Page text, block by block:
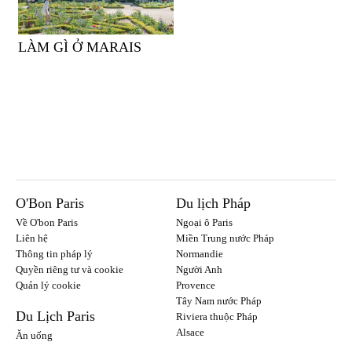
LÀM GÌ Ở MARAIS
O'Bon Paris
Về O'bon Paris
Liên hệ
Thông tin pháp lý
Quyền riêng tư và cookie
Quản lý cookie
Du Lịch Paris
Ăn uống
Du lịch Pháp
Ngoại ô Paris
Miền Trung nước Pháp
Normandie
Người Anh
Provence
Tây Nam nước Pháp
Riviera thuộc Pháp
Alsace